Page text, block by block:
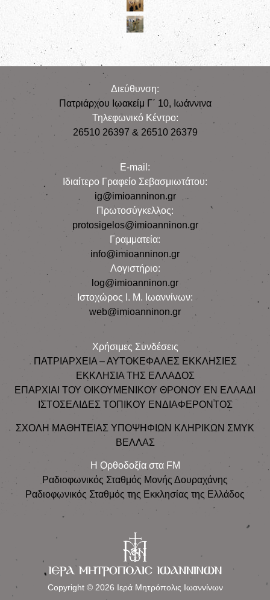
Διεύθυνση:
Πατριάρχου Ιωακείμ Γ΄ 10, Iωάννινα
Τηλεφωνικό Κέντρο:
26510 26397 & 26510 26379
E-mail:
Iδιαίτερο Γραφείο Σεβασμιωτάτου:
ig@imioanninon.gr
Πρωτοσύγκελλος:
protosigelos@imioanninon.gr
Γραμματεία:
info@imioanninon.gr
Λογιστήριο:
log@imioanninon.gr
Ιστοχώρος Ι. Μ. Ιωαννίνων:
web@imioanninon.gr
Χρήσιμες Συνδέσεις
ΠΑΤΡΙΑΡΧΕΙΑ – ΑΥΤΟΚΕΦΑΛΕΣ ΕΚΚΛΗΣΙΕΣ
ΕΚΚΛΗΣΙΑ ΤΗΣ ΕΛΛΑΔΟΣ
ΕΠΑΡΧΙΑΙ ΤΟΥ ΟΙΚΟΥΜΕΝΙΚΟΥ ΘΡΟΝΟΥ ΕΝ ΕΛΛΑΔΙ
ΙΣΤΟΣΕΛΙΔΕΣ ΤΟΠΙΚΟΥ ΕΝΔΙΑΦΕΡΟΝΤΟΣ
ΣΧΟΛΗ ΜΑΘΗΤΕΙΑΣ ΥΠΟΨΗΦΙΩΝ ΚΛΗΡΙΚΩΝ ΣΜΥΚ
ΒΕΛΛΑΣ
Η Ορθοδοξία στα FM
Ραδιοφωνικός Σταθμός Μονής Δουραχάνης
Ραδιοφωνικός Σταθμός της Εκκλησίας της Ελλάδος
Copyright © 2026 Ιερά Μητρόπολις Ιωαννίνων